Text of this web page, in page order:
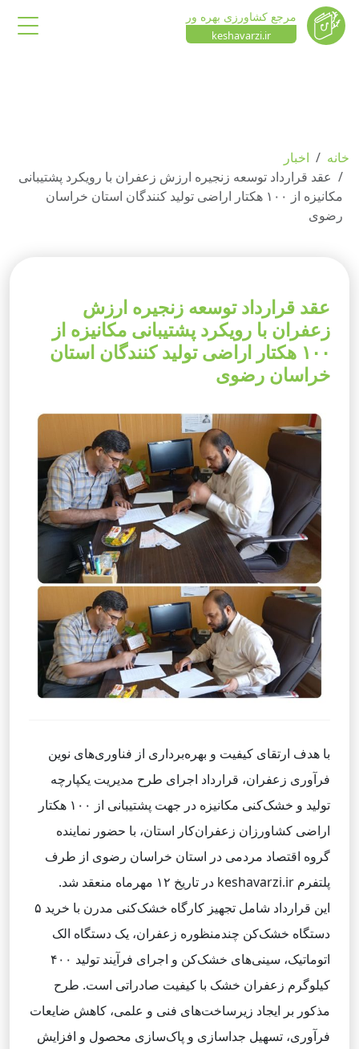
مرجع کشاورزی بهره ور
keshavarzi.ir
خانه
اخبار
عقد قرارداد توسعه زنجیره ارزش زعفران با رویکرد پشتیبانی
مکانیزه از ۱۰۰ هکتار اراضی تولید کنندگان استان خراسان
رضوی
عقد قرارداد توسعه زنجیره ارزش
زعفران با رویکرد پشتیبانی مکانیزه از
۱۰۰ هکتار اراضی تولید کنندگان استان
خراسان رضوی
با هدف ارتقای کیفیت و بهره‌برداری از فناوری‌های نوین
فرآوری زعفران، قرارداد اجرای طرح مدیریت یکپارچه
تولید و خشک‌کنی مکانیزه در جهت پشتیبانی از ۱۰۰ هکتار
اراضی کشاورزان زعفران‌کار استان، با حضور نماینده
گروه اقتصاد مردمی در استان خراسان رضوی از طرف
پلتفرم keshavarzi.ir در تاریخ ۱۲ مهرماه منعقد شد.
این قرارداد شامل تجهیز کارگاه خشک‌کنی مدرن با خرید ۵
دستگاه خشک‌کن چندمنظوره زعفران، یک دستگاه الک
اتوماتیک، سینی‌های خشک‌کن و اجرای فرآیند تولید ۴۰۰
کیلوگرم زعفران خشک با کیفیت صادراتی است. طرح
مذکور بر ایجاد زیرساخت‌های فنی و علمی، کاهش ضایعات
فرآوری، تسهیل جداسازی و پاک‌سازی محصول و افزایش